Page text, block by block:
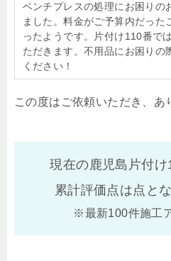
ベンチプレスの処理にお困りの
ました。料金がご予算内だった
ったようです。片付け110番で
ただきます。不用品にお困りの
ください！
この度はご依頼いただき、あ
現在の鹿児島片付
累計評価点は点と
※最新100件施工